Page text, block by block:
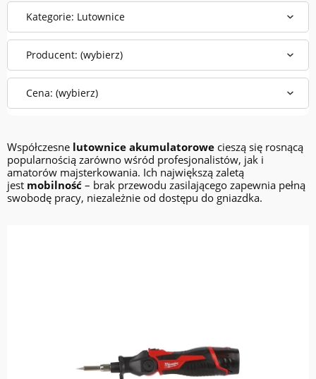
Kategorie: Lutownice
Producent: (wybierz)
Cena: (wybierz)
Współczesne lutownice akumulatorowe cieszą się rosnącą
popularnością zarówno wśród profesjonalistów, jak i
amatorów majsterkowania. Ich największą zaletą
jest mobilność – brak przewodu zasilającego zapewnia pełną
swobodę pracy, niezależnie od dostępu do gniazdka.